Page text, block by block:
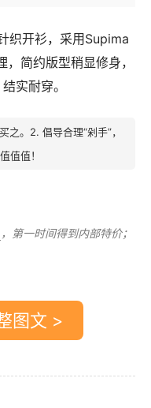
织开衫，采用Supima
简约版型稍显修身，
实耐穿。
之。2. 倡导合理“剁手”，
值值！
，第一时间得到内部特价；
图文 >